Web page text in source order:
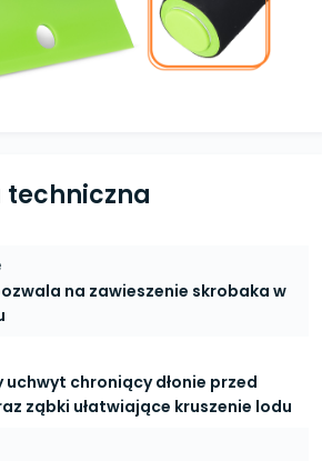
na zawieszenie skrobaka w
chroniący dłonie przed
ząbki ułatwiające kruszenie lodu